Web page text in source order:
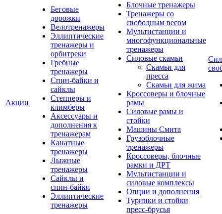
Акции
Беговые
дорожки
Велотренажеры
Эллиптические
тренажеры и
орбитреки
Гребные
тренажеры
Спин-байки и
сайклы
Степперы и
климберы
Аксессуары и
дополнения к
тренажерам
Канатные
тренажеры
Лыжные
тренажеры
Сайклы и
спин-байки
Эллиптические
тренажеры
Блочные тренажеры
Тренажеры со
свободным весом
Мультистанции и
многофункциональные
тренажеры
Силовые скамьи
Скамьи для
пресса
Скамьи для жима
Кроссоверы и блочные
рамы
Силовые рамы и
стойки
Машины Смита
Грузоблочные
тренажеры
Кроссоверы, блочные
рамки и ДРТ
Мультистанции и
силовые комплексы
Опции и дополнения
Турники и стойки
пресс-брусья